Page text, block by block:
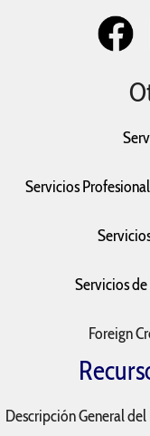
Servicios
Servicios
Foreign
Descripción General